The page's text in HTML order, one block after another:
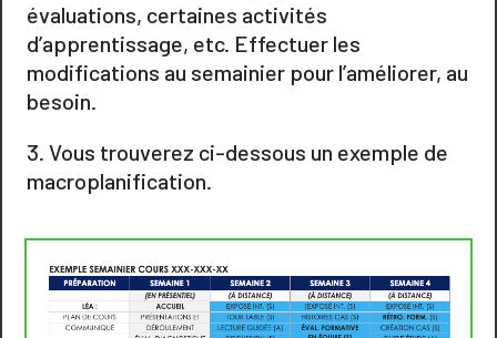
évaluations, certaines activités
d’apprentissage, etc. Effectuer les
modifications au semainier pour l’améliorer, au
besoin.
Vous trouverez ci-dessous un exemple de
macroplanification.